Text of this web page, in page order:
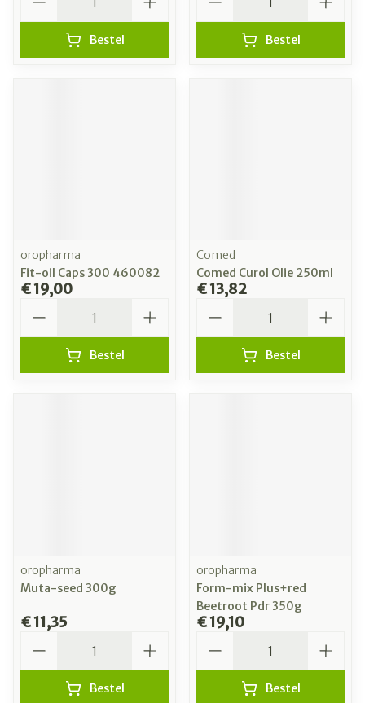
Bestel Bestel
oropharma
Fit-oil Caps 300 460082
€ 19,00
Bestel
Comed
Comed Curol Olie 250ml
€ 13,82
Bestel
oropharma
Muta-seed 300g
€ 11,35
Bestel
oropharma
Form-mix Plus+red
Beetroot Pdr 350g
€ 19,10
Bestel